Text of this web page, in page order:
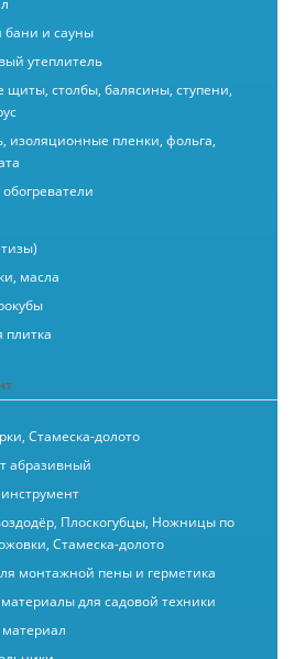
бани и сауны
утеплитель
столбы, балясины, ступени,
изоляционные пленки, фольга,
масла
плитка
Стамеска-долото
абразивный
Плоскогубцы, Ножницы по
Стамеска-долото
монтажной пены и герметика
для садовой техники